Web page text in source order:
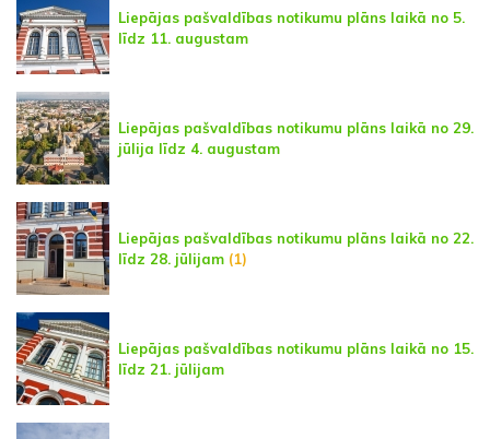
Liepājas pašvaldības notikumu plāns laikā no 5.
līdz 11. augustam
Liepājas pašvaldības notikumu plāns laikā no 29.
jūlija līdz 4. augustam
Liepājas pašvaldības notikumu plāns laikā no 22.
līdz 28. jūlijam (1)
Liepājas pašvaldības notikumu plāns laikā no 15.
līdz 21. jūlijam